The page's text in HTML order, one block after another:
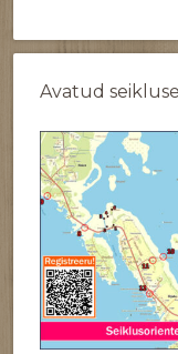
Avatud